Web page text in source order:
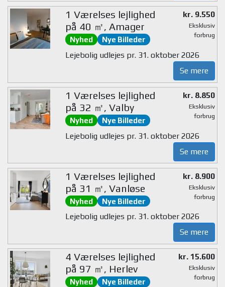
1 Værelses lejlighed
på 40 ㎡, Amager
Nyhed Nye Billeder
kr. 9.550
Eksklusiv
forbrug
Lejebolig udlejes pr. 31. oktober 2026
Se mere
1 Værelses lejlighed
på 32 ㎡, Valby
Nyhed Nye Billeder
kr. 8.850
Eksklusiv
forbrug
Lejebolig udlejes pr. 31. oktober 2026
Se mere
1 Værelses lejlighed
på 31 ㎡, Vanløse
Nyhed Nye Billeder
kr. 8.900
Eksklusiv
forbrug
Lejebolig udlejes pr. 31. oktober 2026
Se mere
4 Værelses lejlighed
på 97 ㎡, Herlev
Nyhed Nye Billeder
kr. 15.600
Eksklusiv
forbrug